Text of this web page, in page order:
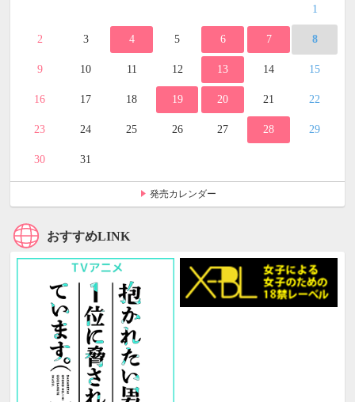
1
2 3 4 5 6 7 8
9 10 11 12 13 14 15
16 17 18 19 20 21 22
23 24 25 26 27 28 29
30 31
発売カレンダー
おすすめLINK